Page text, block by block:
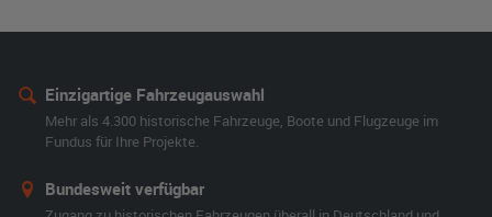
Einzigartige Fahrzeugauswahl
Mehr als 4.300 historische Fahrzeuge, Boote und Flugzeuge im
Fundus für Ihre Projekte.
Bundesweit verfügbar